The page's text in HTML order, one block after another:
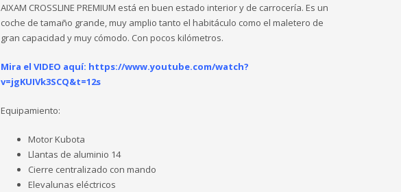
AIXAM CROSSLINE PREMIUM está en buen estado interior y de carrocería. Es un
coche de tamaño grande, muy amplio tanto el habitáculo como el maletero de
gran capacidad y muy cómodo. Con pocos kilómetros.
Mira el VIDEO aquí: https://www.youtube.com/watch?
v=jgKUIVk3SCQ&t=12s
Equipamiento:
Motor Kubota
Llantas de aluminio 14
Cierre centralizado con mando
Elevalunas eléctricos